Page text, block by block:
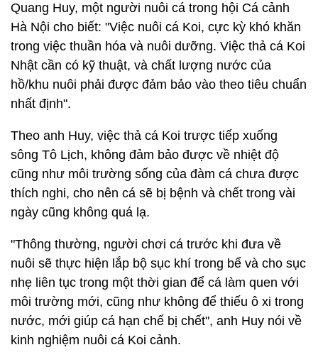
Quang Huy, một người nuôi cá trong hội Cá cảnh
Hà Nội cho biết: "Việc nuôi cá Koi, cực kỳ khó khăn
trong việc thuần hóa và nuôi dưỡng. Việc thả cá Koi
Nhật cần có kỹ thuật, và chất lượng nước của
hồ/khu nuôi phải được đảm bảo vào theo tiêu chuẩn
nhất định".
Theo anh Huy, việc thả cá Koi trược tiếp xuống
sông Tô Lịch, không đảm bảo được về nhiệt độ
cũng như môi trường sống của đàm cá chưa được
thích nghi, cho nên cá sẽ bị bệnh và chết trong vài
ngày cũng không quá lạ.
"Thông thường, người chơi cá trước khi đưa về
nuôi sẽ thực hiện lắp bộ sục khí trong bể và cho sục
nhẹ liên tục trong một thời gian để cá làm quen với
môi trường mới, cũng như không để thiếu ô xi trong
nước, mới giúp cá hạn chế bị chết", anh Huy nói về
kinh nghiệm nuôi cá Koi cảnh.